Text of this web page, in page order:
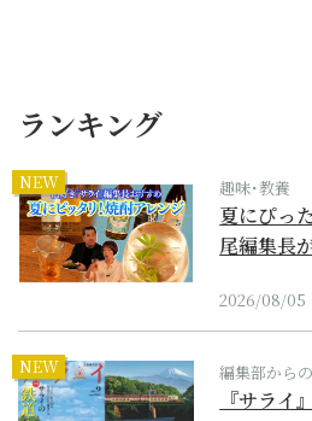
ランキング
NEW 趣味･教養
夏にぴっ
尾編集長
2026/08/05
NEW 編集部から
『サライ